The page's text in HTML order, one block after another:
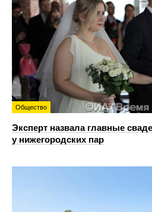
Общество
Эксперт назвала главные
у нижегородских пар